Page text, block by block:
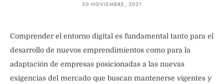
30 NOVIEMBRE, 2021
Comprender el entorno digital es fundamental tanto para el
desarrollo de nuevos emprendimientos como para la
adaptación de empresas posicionadas a las nuevas
exigencias del mercado que buscan mantenerse vigentes y